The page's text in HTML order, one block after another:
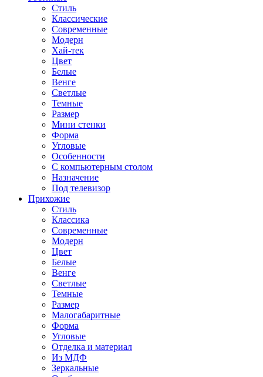
Стиль
Классические
Современные
Модерн
Хай-тек
Цвет
Белые
Венге
Светлые
Темные
Размер
Мини стенки
Форма
Угловые
Особенности
С компьютерным столом
Назначение
Под телевизор
Прихожие
Стиль
Классика
Современные
Модерн
Цвет
Белые
Венге
Светлые
Темные
Размер
Малогабаритные
Форма
Угловые
Отделка и материал
Из МДФ
Зеркальные